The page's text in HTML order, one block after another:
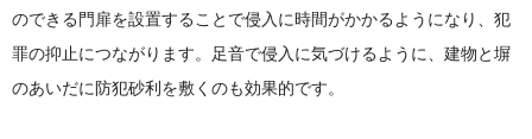
のできる門扉を設置することで侵入に時間がかかるようになり、犯
罪の抑止につながります。足音で侵入に気づけるように、建物と塀
のあいだに防犯砂利を敷くのも効果的です。